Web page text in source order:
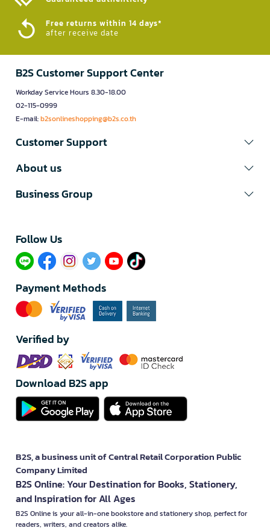
Free returns within 14 days*
after receive date
B2S Customer Support Center
Workday Service Hours 8.30-18.00
02-115-0999
E-mail:b2sonlineshopping@b2s.co.th
Customer Support
About us
Business Group
Follow Us​
Payment Methods
Verified by
Download B2S app
B2S, a business unit of Central Retail Corporation Public
Company Limited
B2S Online: Your Destination for Books, Stationery,
and Inspiration for All Ages
B2S Online is your all-in-one bookstore and stationery shop, perfect for
readers, writers, and creators alike.